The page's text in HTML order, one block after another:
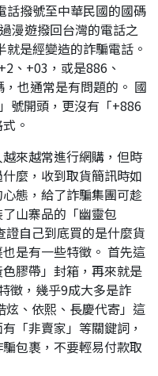
話撥號至中華民國的國碼
漫遊撥回台灣的電話之
是經變造的詐騙電話。
、+03，或是886、
也通常是有問題的。 國
號開頭，更沒有「+886
。
來越常進行網購，但時
麼，收到取貨簡訊時如
態，給了詐騙集團可趁
山寨品的「幽靈包
自己到底買的是什麼貨
是有一些特徵。 首先這
膠帶」封箱，再來就是
徵，幾乎9成大多是詐
炫、依熙、長慶代寄」這
「非賣家」等關鍵詞，
包裹，不要輕易付款取